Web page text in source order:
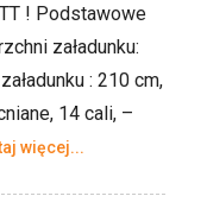
! Podstawowe
załadunku:
: 210 cm,
14 cali, –
więcej...